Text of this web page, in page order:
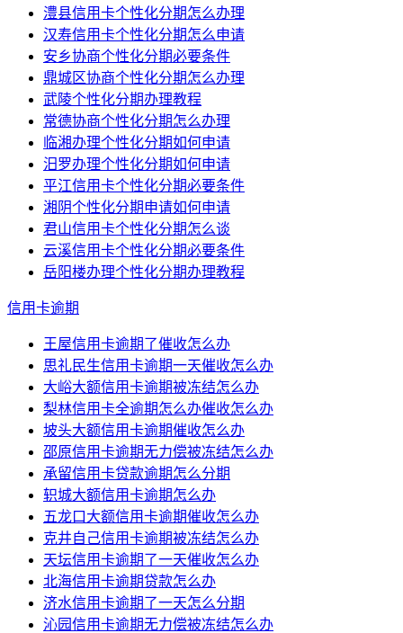
澧县信用卡个性化分期怎么办理
汉寿信用卡个性化分期怎么申请
安乡协商个性化分期必要条件
鼎城区协商个性化分期怎么办理
武陵个性化分期办理教程
常德协商个性化分期怎么办理
临湘办理个性化分期如何申请
汨罗办理个性化分期如何申请
平江信用卡个性化分期必要条件
湘阴个性化分期申请如何申请
君山信用卡个性化分期怎么谈
云溪信用卡个性化分期必要条件
岳阳楼办理个性化分期办理教程
信用卡逾期
王屋信用卡逾期了催收怎么办
思礼民生信用卡逾期一天催收怎么办
大峪大额信用卡逾期被冻结怎么办
梨林信用卡全逾期怎么办催收怎么办
坡头大额信用卡逾期催收怎么办
邵原信用卡逾期无力偿被冻结怎么办
承留信用卡贷款逾期怎么分期
轵城大额信用卡逾期怎么办
五龙口大额信用卡逾期催收怎么办
克井自己信用卡逾期被冻结怎么办
天坛信用卡逾期了一天催收怎么办
北海信用卡逾期贷款怎么办
济水信用卡逾期了一天怎么分期
沁园信用卡逾期无力偿被冻结怎么办